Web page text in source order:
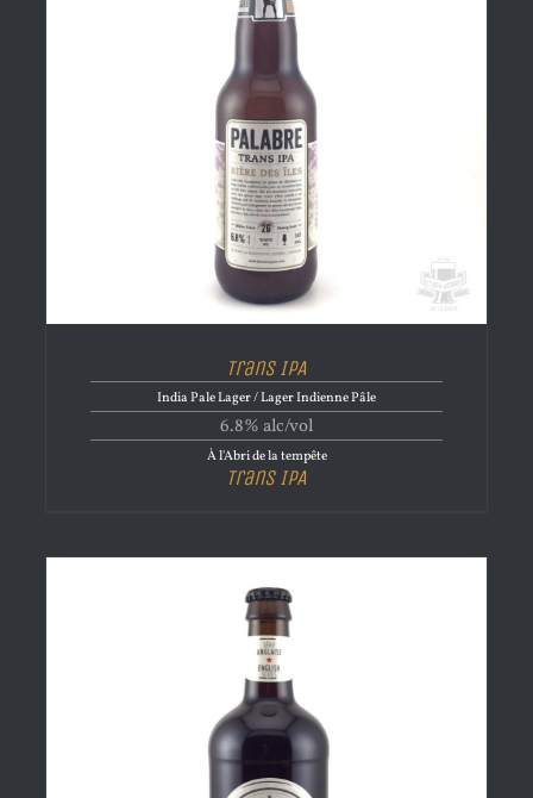
Trans IPA
India Pale Lager / Lager Indienne Pâle
6.8% alc/vol
À l'Abri de la tempête
Trans IPA